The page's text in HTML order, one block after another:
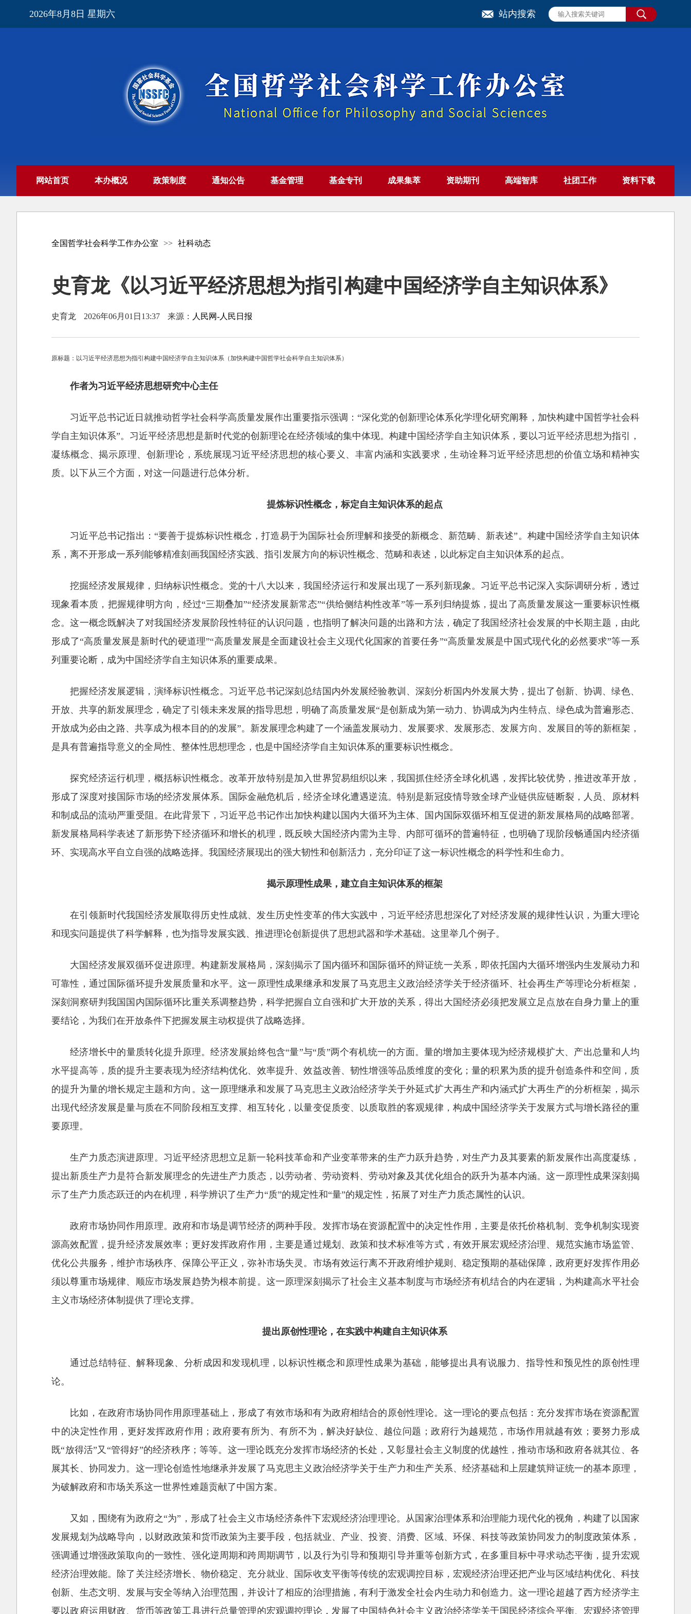
2026年8月8日 星期六 站内搜索
网站首页 本办概况 政策制度 通知公告 基金管理 基金专刊 成果集萃 资助期刊 高端智库 社团工作 资料下载
全国哲学社会科学工作办公室 >> 社科动态
史育龙《以习近平经济思想为指引构建中国经济学自主知识体系》
史育龙 2026年06月01日13:37 来源： 人民网-人民日报
原标题：以习近平经济思想为指引构建中国经济学自主知识体系（加快构建中国哲学社会科学自主知识体系）
作者为习近平经济思想研究中心主任
习近平总书记近日就推动哲学社会科学高质量发展作出重要指示强调：“深化党的创新理论体系化学理化研究阐释，加快构建中国哲学社会科
学自主知识体系”。习近平经济思想是新时代党的创新理论在经济领域的集中体现。构建中国经济学自主知识体系，要以习近平经济思想为指引，
凝练概念、揭示原理、创新理论，系统展现习近平经济思想的核心要义、丰富内涵和实践要求，生动诠释习近平经济思想的价值立场和精神实
质。以下从三个方面，对这一问题进行总体分析。
提炼标识性概念，标定自主知识体系的起点
习近平总书记指出：“要善于提炼标识性概念，打造易于为国际社会所理解和接受的新概念、新范畴、新表述”。构建中国经济学自主知识体
系，离不开形成一系列能够精准刻画我国经济实践、指引发展方向的标识性概念、范畴和表述，以此标定自主知识体系的起点。
挖掘经济发展规律，归纳标识性概念。党的十八大以来，我国经济运行和发展出现了一系列新现象。习近平总书记深入实际调研分析，透过
现象看本质，把握规律明方向，经过“三期叠加”“经济发展新常态”“供给侧结构性改革”等一系列归纳提炼，提出了高质量发展这一重要标识性概
念。这一概念既解决了对我国经济发展阶段性特征的认识问题，也指明了解决问题的出路和方法，确定了我国经济社会发展的中长期主题，由此
形成了“高质量发展是新时代的硬道理”“高质量发展是全面建设社会主义现代化国家的首要任务”“高质量发展是中国式现代化的必然要求”等一系
列重要论断，成为中国经济学自主知识体系的重要成果。
把握经济发展逻辑，演绎标识性概念。习近平总书记深刻总结国内外发展经验教训、深刻分析国内外发展大势，提出了创新、协调、绿色、
开放、共享的新发展理念，确定了引领未来发展的指导思想，明确了高质量发展“是创新成为第一动力、协调成为内生特点、绿色成为普遍形态、
开放成为必由之路、共享成为根本目的的发展”。新发展理念构建了一个涵盖发展动力、发展要求、发展形态、发展方向、发展目的等的新框架，
是具有普遍指导意义的全局性、整体性思想理念，也是中国经济学自主知识体系的重要标识性概念。
探究经济运行机理，概括标识性概念。改革开放特别是加入世界贸易组织以来，我国抓住经济全球化机遇，发挥比较优势，推进改革开放，
形成了深度对接国际市场的经济发展体系。国际金融危机后，经济全球化遭遇逆流。特别是新冠疫情导致全球产业链供应链断裂，人员、原材料
和制成品的流动严重受阻。在此背景下，习近平总书记作出加快构建以国内大循环为主体、国内国际双循环相互促进的新发展格局的战略部署。
新发展格局科学表述了新形势下经济循环和增长的机理，既反映大国经济内需为主导、内部可循环的普遍特征，也明确了现阶段畅通国内经济循
环、实现高水平自立自强的战略选择。我国经济展现出的强大韧性和创新活力，充分印证了这一标识性概念的科学性和生命力。
揭示原理性成果，建立自主知识体系的框架
在引领新时代我国经济发展取得历史性成就、发生历史性变革的伟大实践中，习近平经济思想深化了对经济发展的规律性认识，为重大理论
和现实问题提供了科学解释，也为指导发展实践、推进理论创新提供了思想武器和学术基础。这里举几个例子。
大国经济发展双循环促进原理。构建新发展格局，深刻揭示了国内循环和国际循环的辩证统一关系，即依托国内大循环增强内生发展动力和
可靠性，通过国际循环提升发展质量和水平。这一原理性成果继承和发展了马克思主义政治经济学关于经济循环、社会再生产等理论分析框架，
深刻洞察研判我国国内国际循环比重关系调整趋势，科学把握自立自强和扩大开放的关系，得出大国经济必须把发展立足点放在自身力量上的重
要结论，为我们在开放条件下把握发展主动权提供了战略选择。
经济增长中的量质转化提升原理。经济发展始终包含“量”与“质”两个有机统一的方面。量的增加主要体现为经济规模扩大、产出总量和人均
水平提高等，质的提升主要表现为经济结构优化、效率提升、效益改善、韧性增强等品质维度的变化；量的积累为质的提升创造条件和空间，质
的提升为量的增长规定主题和方向。这一原理继承和发展了马克思主义政治经济学关于外延式扩大再生产和内涵式扩大再生产的分析框架，揭示
出现代经济发展是量与质在不同阶段相互支撑、相互转化，以量变促质变、以质取胜的客观规律，构成中国经济学关于发展方式与增长路径的重
要原理。
生产力质态演进原理。习近平经济思想立足新一轮科技革命和产业变革带来的生产力跃升趋势，对生产力及其要素的新发展作出高度凝练，
提出新质生产力是符合新发展理念的先进生产力质态，以劳动者、劳动资料、劳动对象及其优化组合的跃升为基本内涵。这一原理性成果深刻揭
示了生产力质态跃迁的内在机理，科学辨识了生产力“质”的规定性和“量”的规定性，拓展了对生产力质态属性的认识。
政府市场协同作用原理。政府和市场是调节经济的两种手段。发挥市场在资源配置中的决定性作用，主要是依托价格机制、竞争机制实现资
源高效配置，提升经济发展效率；更好发挥政府作用，主要是通过规划、政策和技术标准等方式，有效开展宏观经济治理、规范实施市场监管、
优化公共服务，维护市场秩序、保障公平正义，弥补市场失灵。市场有效运行离不开政府维护规则、稳定预期的基础保障，政府更好发挥作用必
须以尊重市场规律、顺应市场发展趋势为根本前提。这一原理深刻揭示了社会主义基本制度与市场经济有机结合的内在逻辑，为构建高水平社会
主义市场经济体制提供了理论支撑。
提出原创性理论，在实践中构建自主知识体系
通过总结特征、解释现象、分析成因和发现机理，以标识性概念和原理性成果为基础，能够提出具有说服力、指导性和预见性的原创性理
论。
比如，在政府市场协同作用原理基础上，形成了有效市场和有为政府相结合的原创性理论。这一理论的要点包括：充分发挥市场在资源配置
中的决定性作用，更好发挥政府作用；政府要有所为、有所不为，解决好缺位、越位问题；政府行为越规范，市场作用就越有效；要努力形成
既“放得活”又“管得好”的经济秩序；等等。这一理论既充分发挥市场经济的长处，又彰显社会主义制度的优越性，推动市场和政府各就其位、各
展其长、协同发力。这一理论创造性地继承并发展了马克思主义政治经济学关于生产力和生产关系、经济基础和上层建筑辩证统一的基本原理，
为破解政府和市场关系这一世界性难题贡献了中国方案。
又如，围绕有为政府之“为”，形成了社会主义市场经济条件下宏观经济治理理论。从国家治理体系和治理能力现代化的视角，构建了以国家
发展规划为战略导向，以财政政策和货币政策为主要手段，包括就业、产业、投资、消费、区域、环保、科技等政策协同发力的制度政策体系，
强调通过增强政策取向的一致性、强化逆周期和跨周期调节，以及行为引导和预期引导并重等创新方式，在多重目标中寻求动态平衡，提升宏观
经济治理效能。除了关注经济增长、物价稳定、充分就业、国际收支平衡等传统的宏观调控目标，宏观经济治理还把产业与区域结构优化、科技
创新、生态文明、发展与安全等纳入治理范围，并设计了相应的治理措施，有利于激发全社会内生动力和创造力。这一理论超越了西方经济学主
要以政府运用财政、货币等政策工具进行总量管理的宏观调控理论，发展了中国特色社会主义政治经济学关于国民经济综合平衡、宏观经济管理